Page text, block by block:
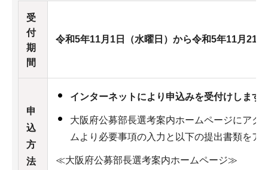
受
付
期
間
令和5年11月1日（水曜日）から令和5年11月21
申
込
方
法
インターネットにより申込みを受付けします
大阪府公募部長選考案内ホームページにアク
ムより必要事項の入力と以下の提出書類をア
≪大阪府公募部長選考案内ホームページ≫